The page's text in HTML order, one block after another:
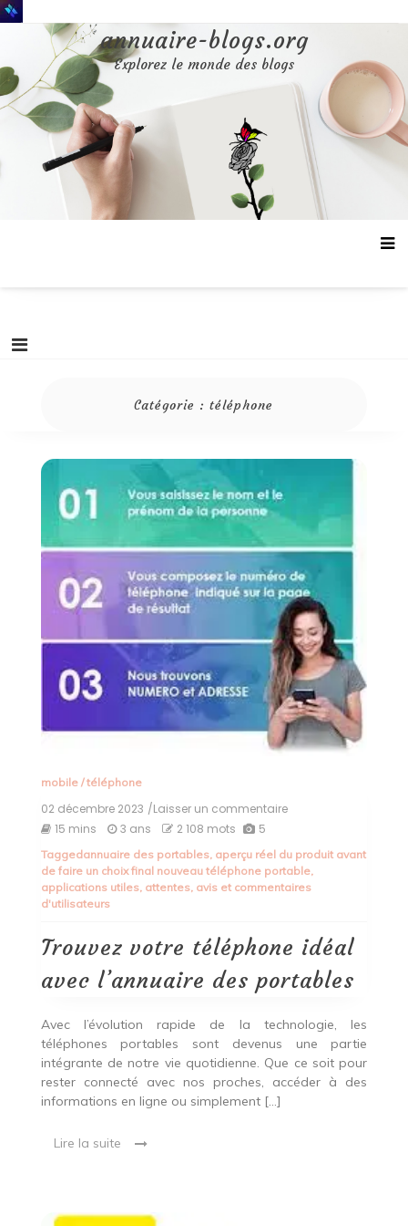
Aller
au
annuaire-blogs.org
Explorez le monde des blogs
Catégorie :téléphone
mobile/téléphone
02 décembre 2023 /Laisser un commentaireon
téléphone
idéal
avec
portables
15 mins 3 ans 2 108 mots 5
Taggedannuaire des portables, aperçu réel du produit avant
de faire un choix final nouveau téléphone portable,
applications utiles, attentes, avis et commentaires
d'utilisateurs
Trouvez votre téléphone idéal
avec l’annuaire des portables
Avec l’évolution rapide de la technologie, les
téléphones portables sont devenus une partie
intégrante de notre vie quotidienne. Que ce soit pour
rester connecté avec nos proches, accéder à des
informations en ligne ou simplement […]
Lire la suite